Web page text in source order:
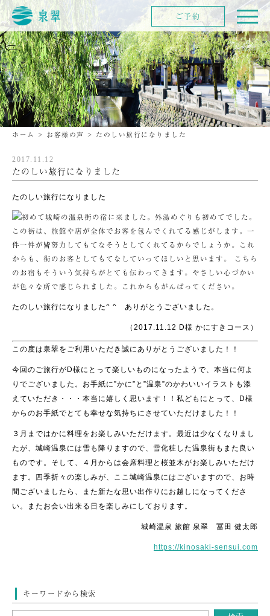
ホーム > お客様の声 > たのしい旅行になりました
2017.11.12
たのしい旅行になりました
たのしい旅行になりました
たのしい旅行になりました^ ^ ありがとうございました。
（2017.11.12 D様 かにすきコース）
この度は泉翠をご利用いただき誠にありがとうございました！！
今回のご旅行がD様にとって楽しいものになったようで、本当に何よ
りでございました。お手紙に”かに”と”温泉”のかわいいイラストも添
えていただき・・・本当に嬉しく思います！！私どもにとって、D様
からのお手紙でとても幸せな気持ちにさせていただけました！！
３月まではかに料理をお楽しみいただけます。最近は少なくなりまし
たが、城崎温泉には雪も降りますので、雪化粧した温泉街もまた良い
ものです。そして、４月からは会席料理と桜並木がお楽しみいただけ
ます。四季折々の楽しみが、ここ城崎温泉にはございますので、お時
間ございましたら、また新たな思い出作りにお越しになってくださ
い。またお会い出来る日を楽しみにしております。
城崎温泉 旅館 泉翠 冨田 健太郎
https://kinosaki-sensui.com
キーワードから検索
ご予約